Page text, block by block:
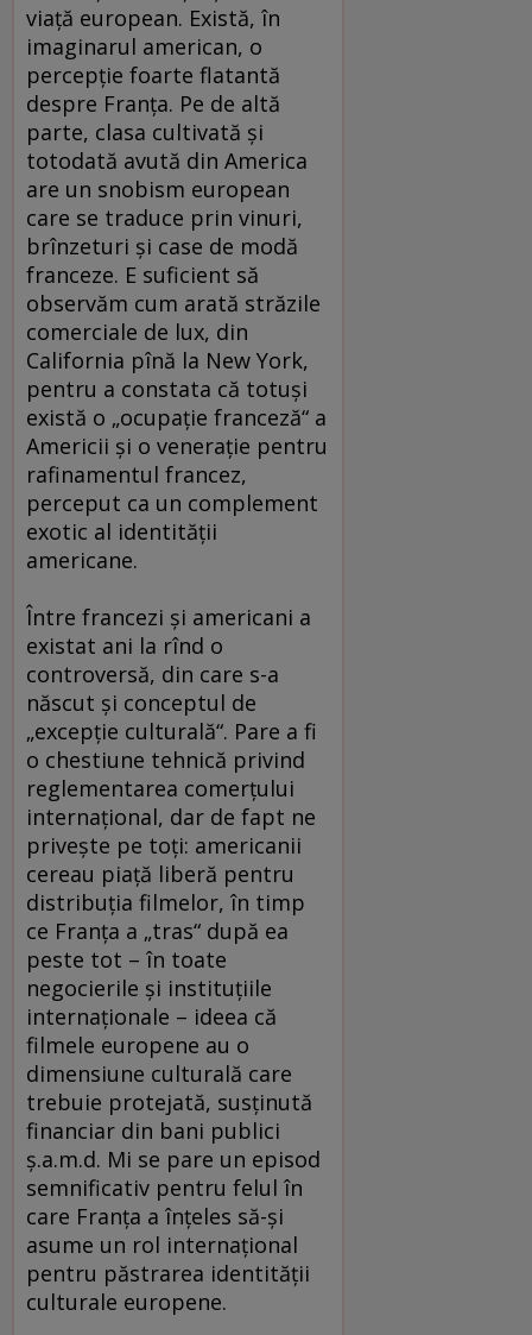
viaţă european. Există, în
imaginarul american, o
percepţie foarte flatantă
despre Franţa. Pe de altă
parte, clasa cultivată şi
totodată avută din America
are un snobism european
care se traduce prin vinuri,
brînzeturi şi case de modă
franceze. E suficient să
observăm cum arată străzile
comerciale de lux, din
California pînă la New York,
pentru a constata că totuşi
există o „ocupaţie franceză“ a
Americii şi o veneraţie pentru
rafinamentul francez,
perceput ca un complement
exotic al identităţii
americane.
Între francezi şi americani a
existat ani la rînd o
controversă, din care s-a
născut şi conceptul de
„excepţie culturală“. Pare a fi
o chestiune tehnică privind
reglementarea comerţului
internaţional, dar de fapt ne
priveşte pe toţi: americanii
cereau piaţă liberă pentru
distribuţia filmelor, în timp
ce Franţa a „tras“ după ea
peste tot – în toate
negocierile şi instituţiile
internaţionale – ideea că
filmele europene au o
dimensiune culturală care
trebuie protejată, susţinută
financiar din bani publici
ş.a.m.d. Mi se pare un episod
semnificativ pentru felul în
care Franţa a înţeles să-şi
asume un rol internaţional
pentru păstrarea identităţii
culturale europene.